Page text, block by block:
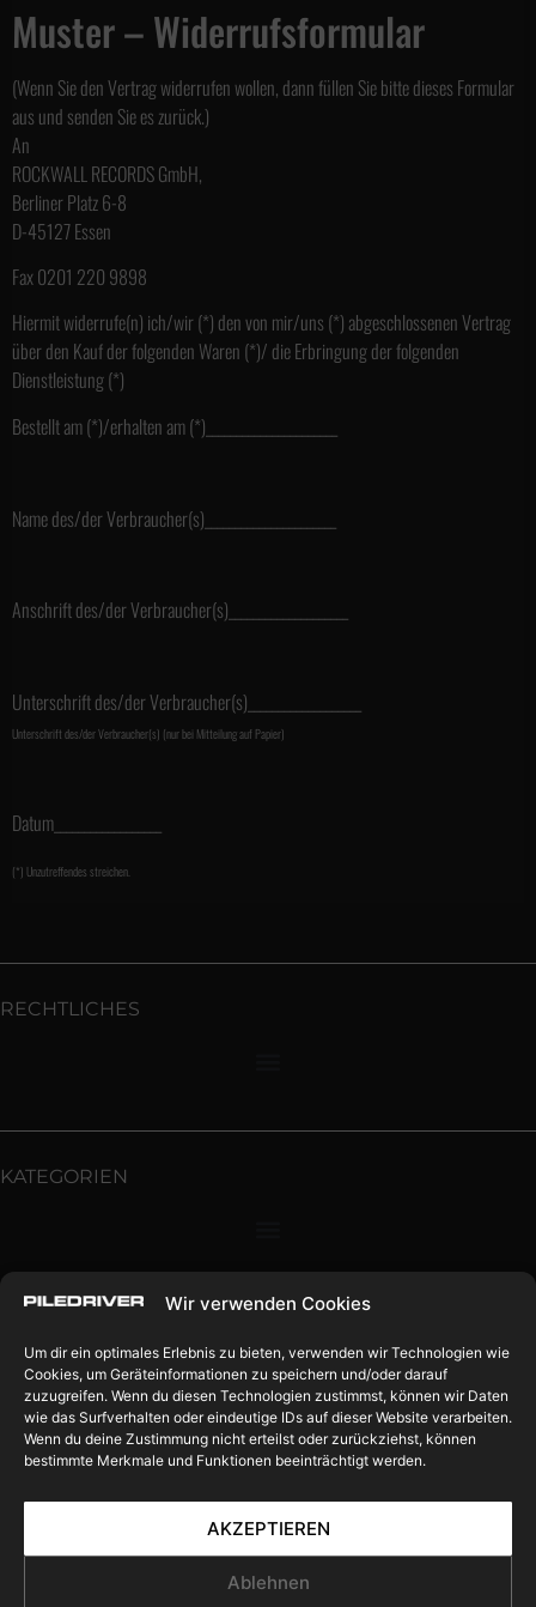
Wir verwenden Cookies
Um dir ein optimales Erlebnis zu bieten, verwenden wir Technologien wie
Cookies, um Geräteinformationen zu speichern und/oder darauf
zuzugreifen. Wenn du diesen Technologien zustimmst, können wir Daten
wie das Surfverhalten oder eindeutige IDs auf dieser Website verarbeiten.
Wenn du deine Zustimmung nicht erteilst oder zurückziehst, können
bestimmte Merkmale und Funktionen beeinträchtigt werden.
AKZEPTIEREN
Ablehnen
Muster – Widerrufsformular
(Wenn Sie den Vertrag widerrufen wollen, dann füllen Sie bitte dieses Formular
aus und senden Sie es zurück.)
An
ROCKWALL RECORDS GmbH,
Berliner Platz 6-8
D-45127 Essen
Fax 0201 220 9898
Hiermit widerrufe(n) ich/wir (*) den von mir/uns (*) abgeschlossenen Vertrag
über den Kauf der folgenden Waren (*)/ die Erbringung der folgenden
Dienstleistung (*)
Bestellt am (*)/erhalten am (*)______________________
Name des/der Verbraucher(s)______________________
Anschrift des/der Verbraucher(s)____________________
Unterschrift des/der Verbraucher(s)___________________
Unterschrift des/der Verbraucher(s) (nur bei Mitteilung auf Papier)
Datum__________________
(*) Unzutreffendes streichen.
RECHTLICHES
KATEGORIEN
SONSTIGES